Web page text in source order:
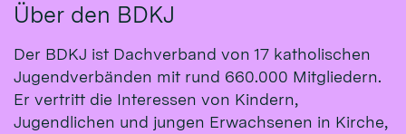
Über den BDKJ
Der BDKJ ist Dachverband von 17 katholischen
Jugendverbänden mit rund 660.000 Mitgliedern.
Er vertritt die Interessen von Kindern,
Jugendlichen und jungen Erwachsenen in Kirche,